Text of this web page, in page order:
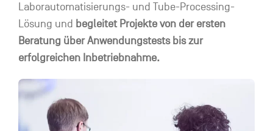
Laborautomatisierungs- und Tube-Processing-
Lösung und begleitet Projekte von der ersten
Beratung über Anwendungstests bis zur
erfolgreichen Inbetriebnahme.